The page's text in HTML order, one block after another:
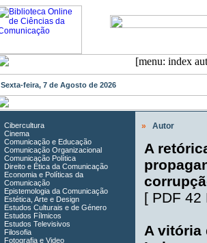
Sexta-feira, 7 de Agosto de 2026
Cibercultura
Cinema
Comunicação e Educação
Comunicação Organizacional
Comunicação Política
Direito e Ética da Comunicação
Economia e Políticas da
Comunicação
Epistemologia da Comunicação
Estética, Arte e Design
Estudos Culturais e de Género
Estudos Fílmicos
Estudos Televisivos
Filosofia
Fotografia e Video
» Autor
A
[ PDF 42
A vitória